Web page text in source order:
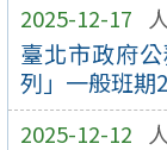
2025-12-17
臺北市政府
列」一般班期
2025-12-12